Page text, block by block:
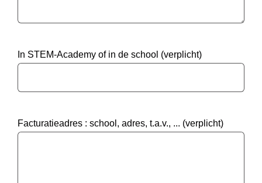
In STEM-Academy of in de school (verplicht)
Facturatieadres : school, adres, t.a.v., ... (verplicht)